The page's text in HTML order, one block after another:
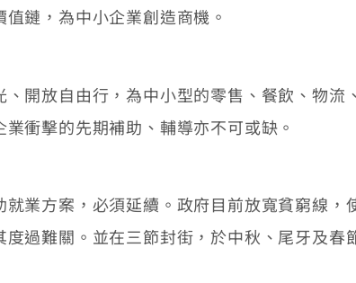
鏈，為中小企業創造商機。
放自由行，為中小型的零售、餐飲、物流
衝擊的先期補助、輔導亦不可或缺。
方案，必須延續。政府目前放寬貧窮線，
過難關。並在三節封街，於中秋、尾牙及春